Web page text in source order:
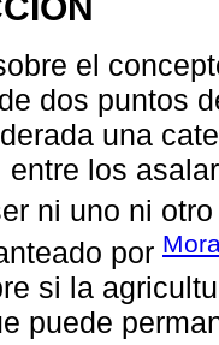
el
dos puntos
una
entre los
ni uno ni otro
por
si la
puede